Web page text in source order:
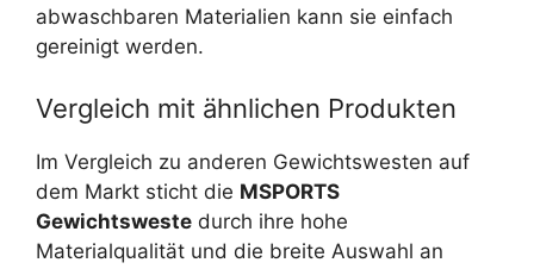
abwaschbaren Materialien kann sie einfach
gereinigt werden.
Vergleich mit ähnlichen Produkten
Im Vergleich zu anderen Gewichtswesten auf
dem Markt sticht die MSPORTS
Gewichtsweste durch ihre hohe
Materialqualität und die breite Auswahl an